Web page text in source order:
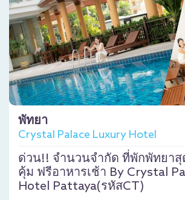
พัทยา
Crystal Palace Luxury Hotel
ด่วน!! จำนวนจำกัด ที่พักพัทยาสุ
คุ้ม ฟรีอาหารเช้า By Crystal
Hotel Pattaya(รหัสCT)